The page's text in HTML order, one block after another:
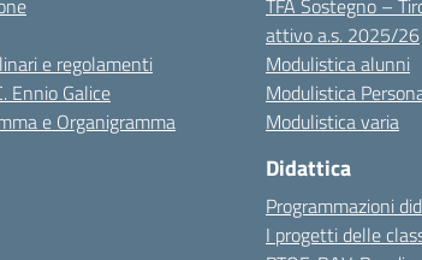
e regolamenti
Ennio Galice
e Organigramma
TFA Sostegno –
attivo a.s. 2025/26
Modulistica alunni
Modulistica
Modulistica varia
Didattica
Programmazioni
I progetti delle